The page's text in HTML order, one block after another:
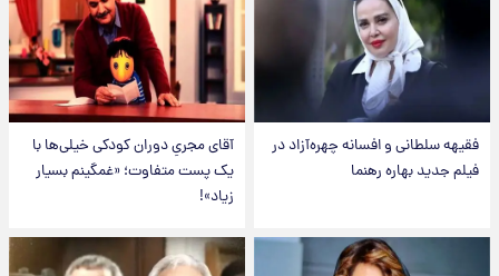
فقیهه سلطانی و افسانه چهره‌آزاد در
فیلم جدید بهاره رهنما
آقای مجریِ دوران کودکی خیلی‌ها با
یک پست متفاوت؛ «غمگینم بسیار
زیاد»!